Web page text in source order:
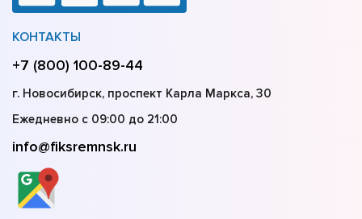
КОНТАКТЫ
+7 (800) 100-89-44
г. Новосибирск, проспект Карла Маркса, 30
Ежедневно с 09:00 до 21:00
info@fiksremnsk.ru